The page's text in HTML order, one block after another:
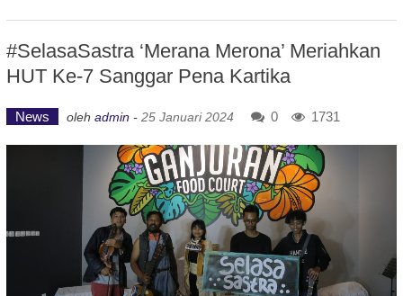
#SelasaSastra ‘Merana Merona’ Meriahkan
HUT Ke-7 Sanggar Pena Kartika
News oleh admin - 25 Januari 2024 0 1731